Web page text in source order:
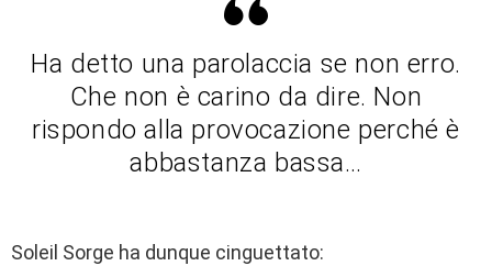
Ha detto una parolaccia se non erro.
Che non è carino da dire. Non
rispondo alla provocazione perché è
abbastanza bassa…
Soleil Sorge ha dunque cinguettato: